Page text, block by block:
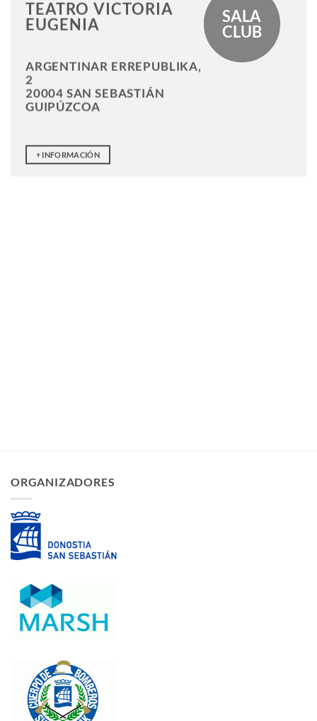
TEATRO VICTORIA
EUGENIA
ARGENTINAR ERREPUBLIKA,
2
20004 SAN SEBASTIÁN
GUIPÚZCOA
+ INFORMACIÓN
SALA
CLUB
ORGANIZADORES